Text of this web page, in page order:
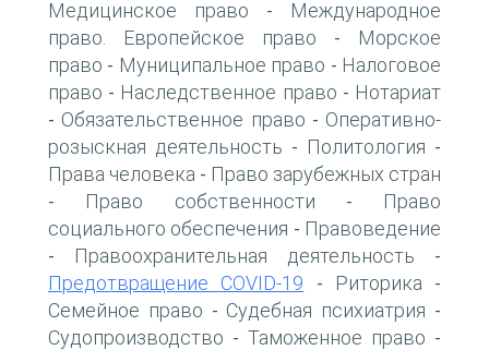
Медицинское право -
Международное
право. Европейское право -
Морское
право - Муниципальное право - Налоговое
право - Наследственное право - Нотариат
- Обязательственное право - Оперативно-
розыскная деятельность - Политология -
Права человека - Право зарубежных стран
- Право собственности -
Право
социального обеспечения - Правоведение
- Правоохранительная деятельность -
Предотвращение COVID-19 - Риторика -
Семейное право - Судебная психиатрия -
Судопроизводство - Таможенное право -